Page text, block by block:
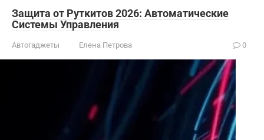
Защита от Руткитов 2026: Автоматические
Системы Управления
Автогаджеты Елена Петрова 0